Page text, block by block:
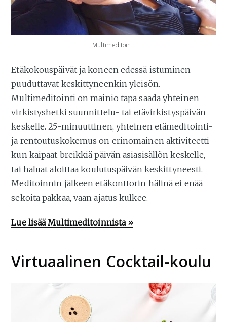
Multimeditointi
Etäkokouspäivät ja koneen edessä istuminen
puuduttavat keskittyneenkin yleisön.
Multimeditointi on mainio tapa saada yhteinen
virkistyshetki suunnittelu- tai etävirkistyspäivän
keskelle. 25-minuuttinen, yhteinen etämeditointi-
ja rentoutuskokemus on erinomainen aktiviteetti
kun kaipaat breikkiä päivän asiasisällön keskelle,
tai haluat aloittaa koulutuspäivän keskittyneesti.
Meditoinnin jälkeen etäkonttorin hälinä ei enää
sekoita pakkaa, vaan ajatus kulkee.
Lue lisää Multimeditoinnista »
Virtuaalinen Cocktail-koulu